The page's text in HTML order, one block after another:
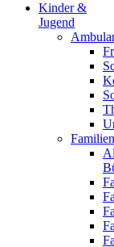
Kinder &
Jugend